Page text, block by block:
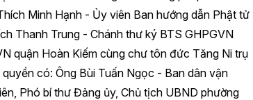
Minh Hạnh - Ủy viên Ban hướng dẫn Phật tử
Thanh Trung - Chánh thư ký BTS GHPGVN
quận Hoàn Kiếm cùng chư tôn đức Tăng Ni trụ
có: Ông Bùi Tuấn Ngọc - Ban dân vận
Phó bí thư Đảng ủy, Chủ tịch UBND phường